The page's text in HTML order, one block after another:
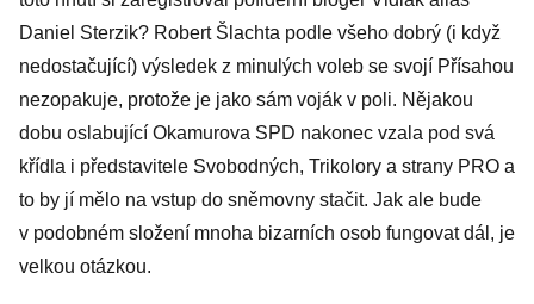
Daniel Sterzik? Robert Šlachta podle všeho dobrý (i když
nedostačující) výsledek z minulých voleb se svojí Přísahou
nezopakuje, protože je jako sám voják v poli. Nějakou
dobu oslabující Okamurova SPD nakonec vzala pod svá
křídla i představitele Svobodných, Trikolory a strany PRO a
to by jí mělo na vstup do sněmovny stačit. Jak ale bude
v podobném složení mnoha bizarních osob fungovat dál, je
velkou otázkou.